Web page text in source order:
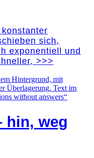
sich,
exponentiell und
>>>
hin, weg